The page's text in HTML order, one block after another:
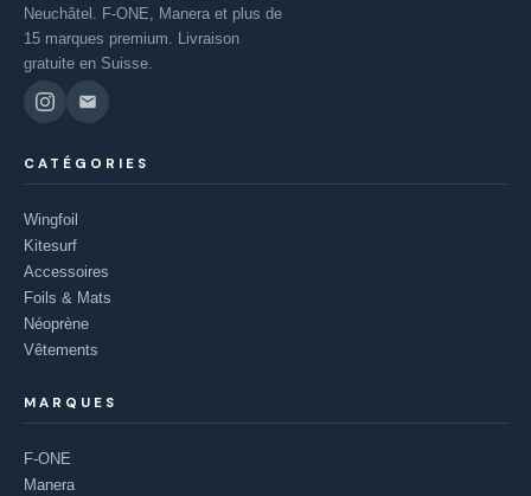
Neuchâtel. F-ONE, Manera et plus de
15 marques premium. Livraison
gratuite en Suisse.
CATÉGORIES
Wingfoil
Kitesurf
Accessoires
Foils & Mats
Néoprène
Vêtements
MARQUES
F-ONE
Manera